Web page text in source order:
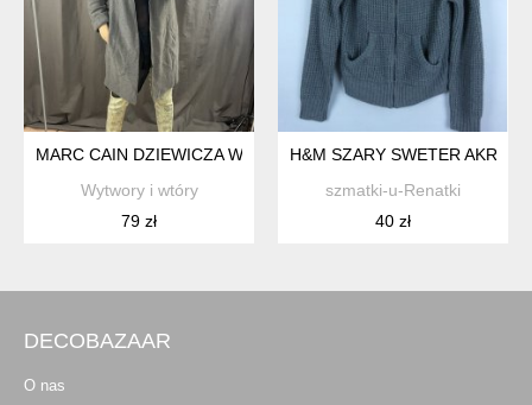
MARC CAIN DZIEWICZA WEŁNA
Wytwory i wtóry
79 zł
H&M SZARY SWETER AKRYL
szmatki-u-Renatki
40 zł
DECOBAZAAR
O nas